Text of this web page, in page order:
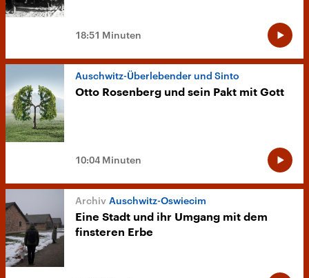
18:51 Minuten
Auschwitz-Überlebender und Sinto
Otto Rosenberg und sein Pakt mit Gott
10:04 Minuten
Auschwitz-Oswiecim
Eine Stadt und ihr Umgang mit dem
finsteren Erbe